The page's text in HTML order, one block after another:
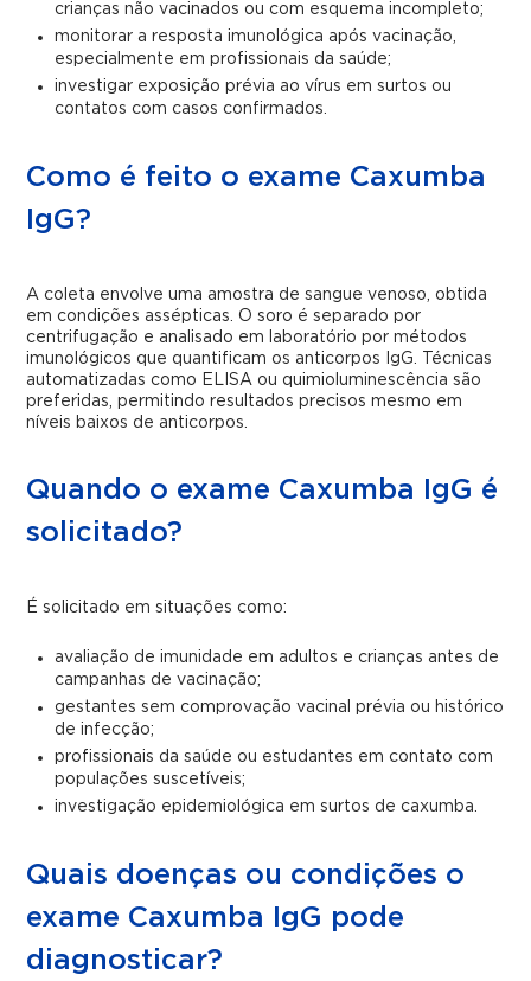
crianças não vacinados ou com esquema incompleto;
monitorar a resposta imunológica após vacinação,
especialmente em profissionais da saúde;
investigar exposição prévia ao vírus em surtos ou
contatos com casos confirmados.
Como é feito o exame Caxumba
IgG?
A coleta envolve uma amostra de sangue venoso, obtida
em condições assépticas. O soro é separado por
centrifugação e analisado em laboratório por métodos
imunológicos que quantificam os anticorpos IgG. Técnicas
automatizadas como ELISA ou quimioluminescência são
preferidas, permitindo resultados precisos mesmo em
níveis baixos de anticorpos.
Quando o exame Caxumba IgG é
solicitado?
É solicitado em situações como:
avaliação de imunidade em adultos e crianças antes de
campanhas de vacinação;
gestantes sem comprovação vacinal prévia ou histórico
de infecção;
profissionais da saúde ou estudantes em contato com
populações suscetíveis;
investigação epidemiológica em surtos de caxumba.
Quais doenças ou condições o
exame Caxumba IgG pode
diagnosticar?